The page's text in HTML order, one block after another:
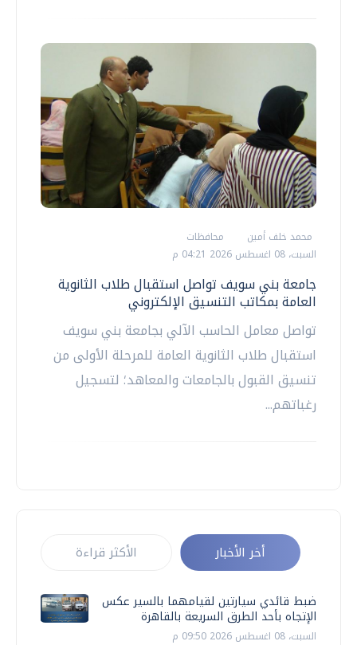
محمد خلف أمين
محافظات
السبت، 08 اغسطس 2026 04:21 م
جامعة بني سويف تواصل استقبال طلاب الثانوية
العامة بمكاتب التنسيق الإلكتروني
تواصل معامل الحاسب الآلي بجامعة بني سويف
استقبال طلاب الثانوية العامة للمرحلة الأولى من
تنسيق القبول بالجامعات والمعاهد؛ لتسجيل
رغباتهم...
أخر الأخبار الأكثر قراءة
ضبط قائدي سيارتين لقيامهما بالسير عكس
الإتجاه بأحد الطرق السريعة بالقاهرة
السبت، 08 اغسطس 2026 09:50 م